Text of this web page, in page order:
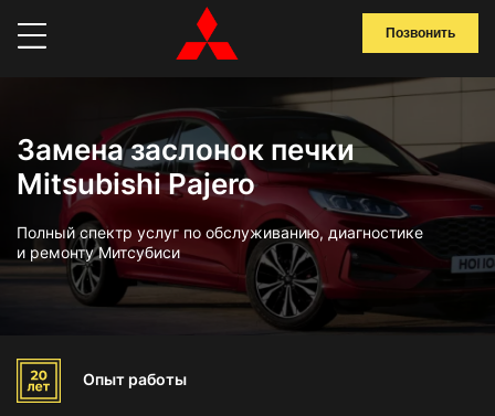
Позвонить
Замена заслонок печки
Mitsubishi Pajero
Полный спектр услуг по обслуживанию, диагностике
и ремонту Митсубиси
Опыт работы